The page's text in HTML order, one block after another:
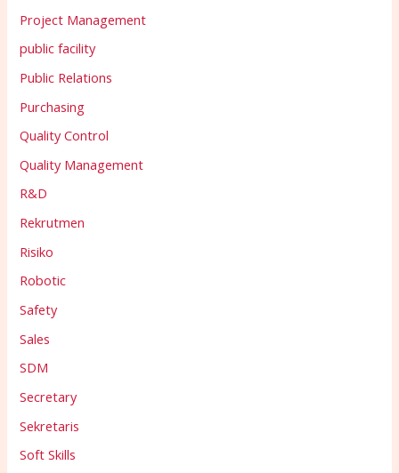
Project Management
public facility
Public Relations
Purchasing
Quality Control
Quality Management
R&D
Rekrutmen
Risiko
Robotic
Safety
Sales
SDM
Secretary
Sekretaris
Soft Skills